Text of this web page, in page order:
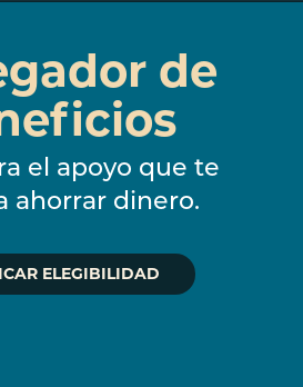
de
el apoyo que te
ahorrar dinero.
ELEGIBILIDAD